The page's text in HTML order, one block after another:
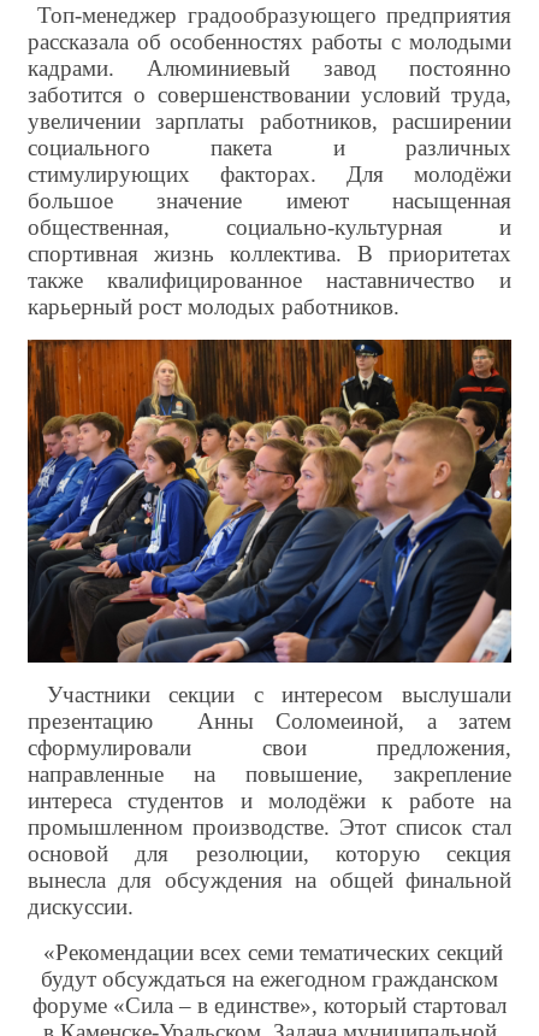
Топ-менеджер градообразующего предприятия
рассказала об особенностях работы с молодыми
кадрами. Алюминиевый завод постоянно
заботится о совершенствовании условий труда,
увеличении зарплаты работников, расширении
социального пакета и различных
стимулирующих факторах. Для молодёжи
большое значение имеют насыщенная
общественная, социально-культурная и
спортивная жизнь коллектива. В приоритетах
также квалифицированное наставничество и
карьерный рост молодых работников.
Участники секции с интересом выслушали
презентацию Анны Соломеиной, а затем
сформулировали свои предложения,
направленные на повышение, закрепление
интереса студентов и молодёжи к работе на
промышленном производстве. Этот список стал
основой для резолюции, которую секция
вынесла для обсуждения на общей финальной
дискуссии.
«Рекомендации всех семи тематических секций
будут обсуждаться на ежегодном гражданском
форуме «Сила – в единстве», который стартовал